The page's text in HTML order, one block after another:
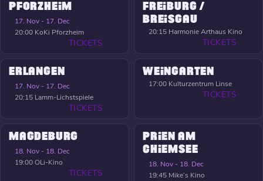
PFORZHEIM
17. Nov - 17. Dec
20:00 KoKi Pforzheim
TICKETS
FREIBURG /
BREISGAU
20:15 Harmonie Arthaus Kino
TICKETS
ERLANGEN
17. Nov - 17. Dec
20:15 Lamm-Lichstspiele
TICKETS
WEINGARTEN
17:00 Kulturzentrum Linse
TICKETS
MAGDEBURG
18. Nov - 18. Dec
19:00OLi-Kino
TICKETS
PRIEN AM
CHIEMSEE
18. Nov - 18. Dec
19:45 Mike’s Kino